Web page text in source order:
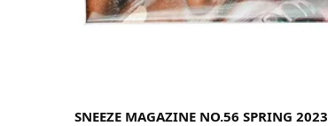
SNEEZE MAGAZINE NO.56 SPRING 2023